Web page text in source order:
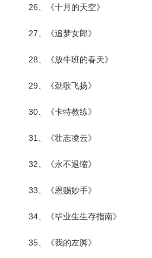
26、《十月的天空》
27、《追梦女郎》
28、《放牛班的春天》
29、《劲歌飞扬》
30、《卡特教练》
31、《壮志凌云》
32、《永不退缩》
33、《恩赐妙手》
34、《毕业生生存指南》
35、《我的左脚》